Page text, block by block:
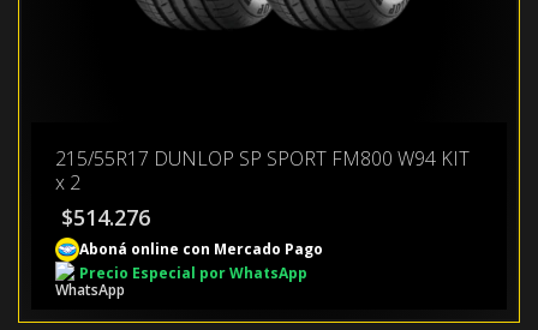
215/55R17 DUNLOP SP SPORT FM800 W94 KIT
x 2
$514.276
Aboná online con Mercado Pago
Precio Especial por WhatsApp